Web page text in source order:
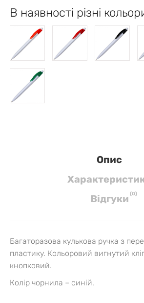
В наявності різні
Опис
Вiдгуки (0)
Багаторазова кулькова ручка з
пластику. Кольоровий вигнутий
кнопковий.
Колір чорнила – синій.